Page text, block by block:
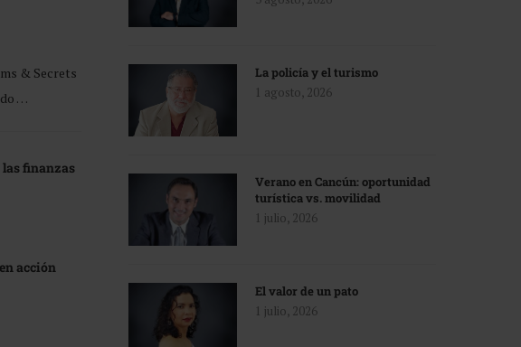
& Secrets
…
las finanzas
acción
La policía y el turismo
1 agosto, 2026
Verano en Cancún: oportunidad
turística vs. movilidad
1 julio, 2026
El valor de un pato
1 julio, 2026